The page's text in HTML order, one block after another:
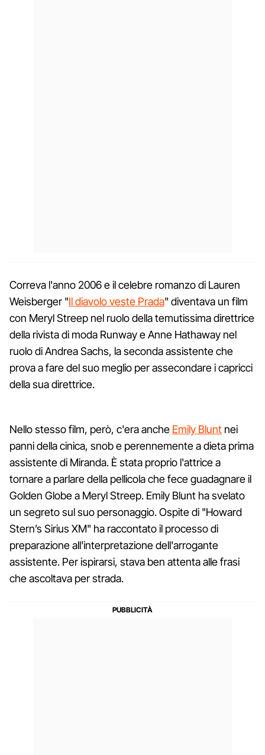
Correva l'anno 2006 e il celebre romanzo di Lauren
Weisberger "Il diavolo veste Prada" diventava un film
con Meryl Streep nel ruolo della temutissima direttrice
della rivista di moda Runway e Anne Hathaway nel
ruolo di Andrea Sachs, la seconda assistente che
prova a fare del suo meglio per assecondare i capricci
della sua direttrice.
Nello stesso film, però, c'era anche Emily Blunt nei
panni della cinica, snob e perennemente a dieta prima
assistente di Miranda. È stata proprio l'attrice a
tornare a parlare della pellicola che fece guadagnare il
Golden Globe a Meryl Streep. Emily Blunt ha svelato
un segreto sul suo personaggio. Ospite di "Howard
Stern’s Sirius XM" ha raccontato il processo di
preparazione all'interpretazione dell'arrogante
assistente. Per ispirarsi, stava ben attenta alle frasi
che ascoltava per strada.